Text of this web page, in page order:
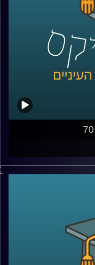
העולם בעשורים
אראל מתארת
בפנינו העלייה
כיצד רובוט
והאם כבר